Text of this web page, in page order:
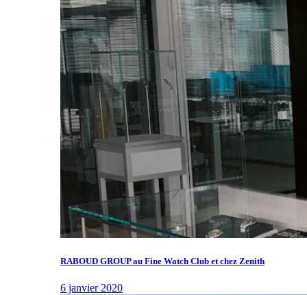
RABOUD GROUP au Fine Watch Club et chez Zenith
6 janvier 2020